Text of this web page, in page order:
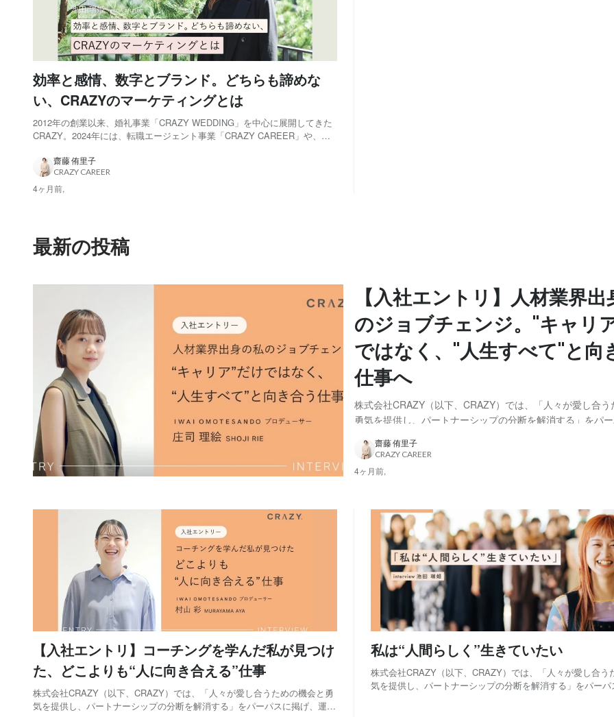
効率と感情、数字とブランド。どちらも諦めな
い、CRAZYのマーケティングとは
2012年の創業以来、婚礼事業「CRAZY WEDDING」を中心に展開してきた
CRAZY。2024年には、転職エージェント事業「CRAZY CAREER」や、宿
ートさせています。そして2026年開業予定のレストラン「CRAZY GR...
齋藤 侑里子
CRAZY CAREER
4ヶ月前,
最新の投稿
【入社エントリ】人材業界
のジョブチェンジ。"キャリ
ではなく、"人生すべて"と向
仕事へ
株式会社CRAZY（以下、CRAZY）では、「人々が愛し合
勇気を提供し、パートナーシップの分断を解消する」をパ
OMOTESANDO（以下、IWAI）。結婚式をはじめとする、
いの機会を提供する場です。 今回ス...
齋藤 侑里子
CRAZY CAREER
4ヶ月前,
【入社エントリ】コーチングを学んだ私が見つけ
た、どこよりも“人に向き合える”仕事
株式会社CRAZY（以下、CRAZY）では、「人々が愛し合うための機会と勇
気を提供し、パートナーシップの分断を解消する」をパーパスに掲げ、運営
私は“人間らしく”生きていたい
株式会社CRAZY（以下、CRAZY）では、「人々が愛し合う
気を提供し、パートナーシップの分断を解消する」をパー